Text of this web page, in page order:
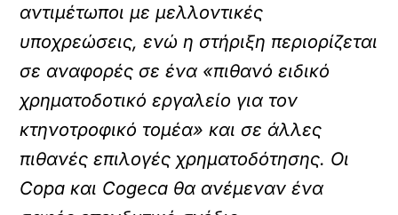
αντιμέτωποι με μελλοντικές
υποχρεώσεις, ενώ η στήριξη περιορίζεται
σε αναφορές σε ένα «πιθανό ειδικό
χρηματοδοτικό εργαλείο για τον
κτηνοτροφικό τομέα» και σε άλλες
πιθανές επιλογές χρηματοδότησης. Οι
Copa και Cogeca θα ανέμεναν ένα